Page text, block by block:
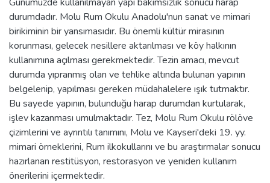
durumdadır. Molu Rum Okulu Anadolu'nun sanat ve mimari
birikiminin bir yansımasıdır. Bu önemli kültür mirasının
korunması, gelecek nesillere aktarılması ve köy halkının
kullanımına açılması gerekmektedir. Tezin amacı, mevcut
durumda yıpranmış olan ve tehlike altında bulunan yapının
belgelenip, yapılması gereken müdahalelere ışık tutmaktır.
Bu sayede yapının, bulunduğu harap durumdan kurtularak,
işlev kazanması umulmaktadır. Tez, Molu Rum Okulu rölöve
çizimlerini ve ayrıntılı tanımını, Molu ve Kayseri'deki 19. yy.
mimari örneklerini, Rum ilkokullarını ve bu araştırmalar sonucu
hazırlanan restitüsyon, restorasyon ve yeniden kullanım
önerilerini içermektedir.